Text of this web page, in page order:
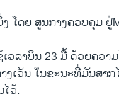
ໂດຍ ສູນ​ກາງຄວບ​ຄຸມ ຢູ່
ເວ​ລາບິນ 23 ມື້ ​ດ້ວຍ​ຄວາ
ເວັນ ​ໃນ​ຂະນະ​ທີ່​ມັນ​ສາ
ວ້.